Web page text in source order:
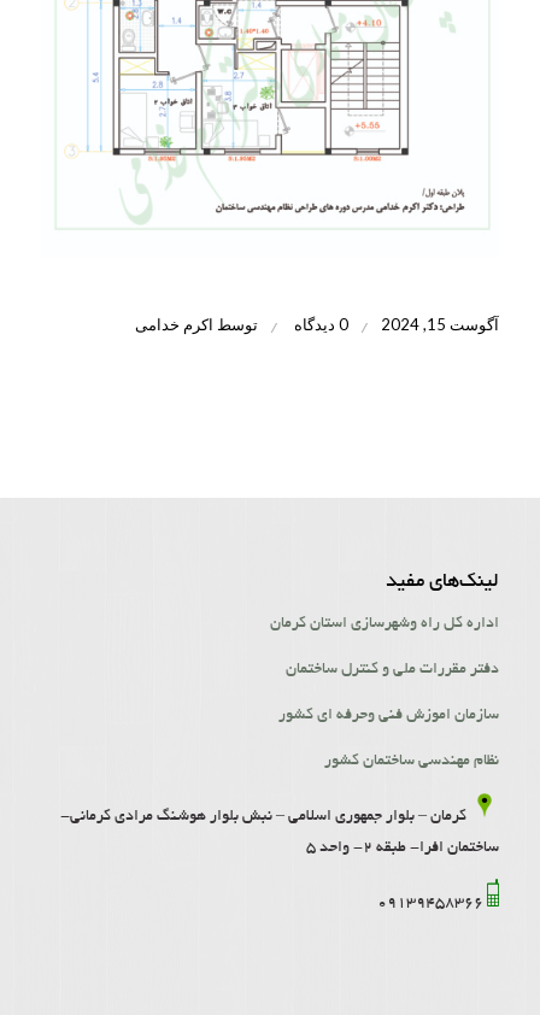
آگوست 15, 2024 / 0 دیدگاه / توسط اکرم خدامی
لینک‌‌های مفید
اداره کل راه وشهرسازی استان کرمان
دفتر مقررات ملی و کنترل ساختمان
سازمان اموزش فنی وحرفه ای کشور
نظام مهندسی ساختمان کشور
کرمان – بلوار جمهوری اسلامی – نبش بلوار هوشنگ مرادی کرمانی-
ساختمان افرا- طبقه 2- واحد 5
09139458366